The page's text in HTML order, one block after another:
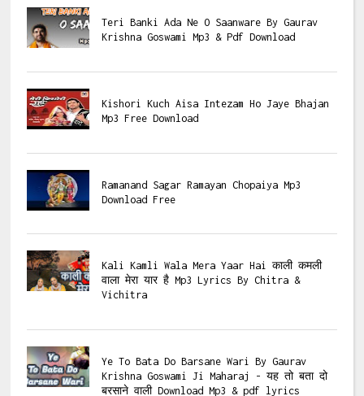
Teri Banki Ada Ne O Saanware By Gaurav
Krishna Goswami Mp3 & Pdf Download
Kishori Kuch Aisa Intezam Ho Jaye Bhajan
Mp3 Free Download
Ramanand Sagar Ramayan Chopaiya Mp3
Download Free
Kali Kamli Wala Mera Yaar Hai काली कमली
वाला मेरा यार है Mp3 Lyrics By Chitra &
Vichitra
Ye To Bata Do Barsane Wari By Gaurav
Krishna Goswami Ji Maharaj - यह तो बता दो
बरसाने वाली Download Mp3 & pdf lyrics